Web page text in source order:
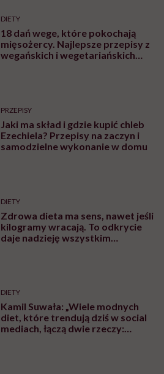
DIETY
18 dań wege, które pokochają
mięsożercy. Najlepsze przepisy z
wegańskich i wegetariańskich
PRZEPISY
Jaki ma skład i gdzie kupić chleb
Ezechiela? Przepisy na zaczyn i
samodzielne wykonanie w domu
DIETY
Zdrowa dieta ma sens, nawet jeśli
kilogramy wracają. To odkrycie
daje nadzieję wszystkim
DIETY
Kamil Suwała: „Wiele modnych
diet, które trendują dziś w social
mediach, łączą dwie rzeczy: